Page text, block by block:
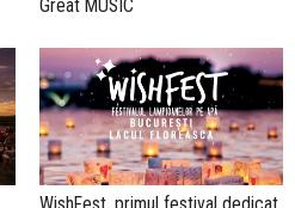
Great MUSIC